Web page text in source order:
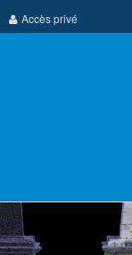
Accès privé
3D